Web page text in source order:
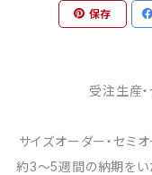
保存
受注生産
サイズオーダー・セミ
約3～5週間の納期をい